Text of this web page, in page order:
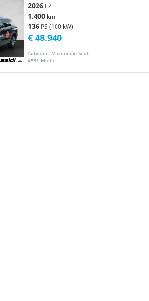
2026 EZ
1.400 km
136 PS (100 kW)
Autohaus Maximilian Seidl
4591 Molln
€ 48.940